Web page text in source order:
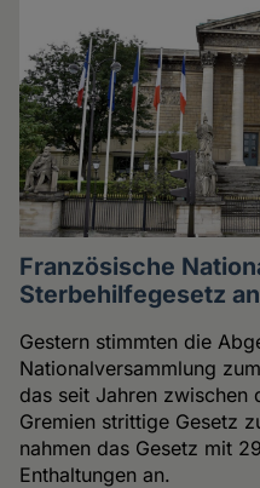
Französische
Sterbehilfegesetz an
Gestern stimmten die
Nationalversammlung
das seit Jahren zwischen
Gremien strittige Gesetz
nahmen das Gesetz mit
Enthaltungen an.